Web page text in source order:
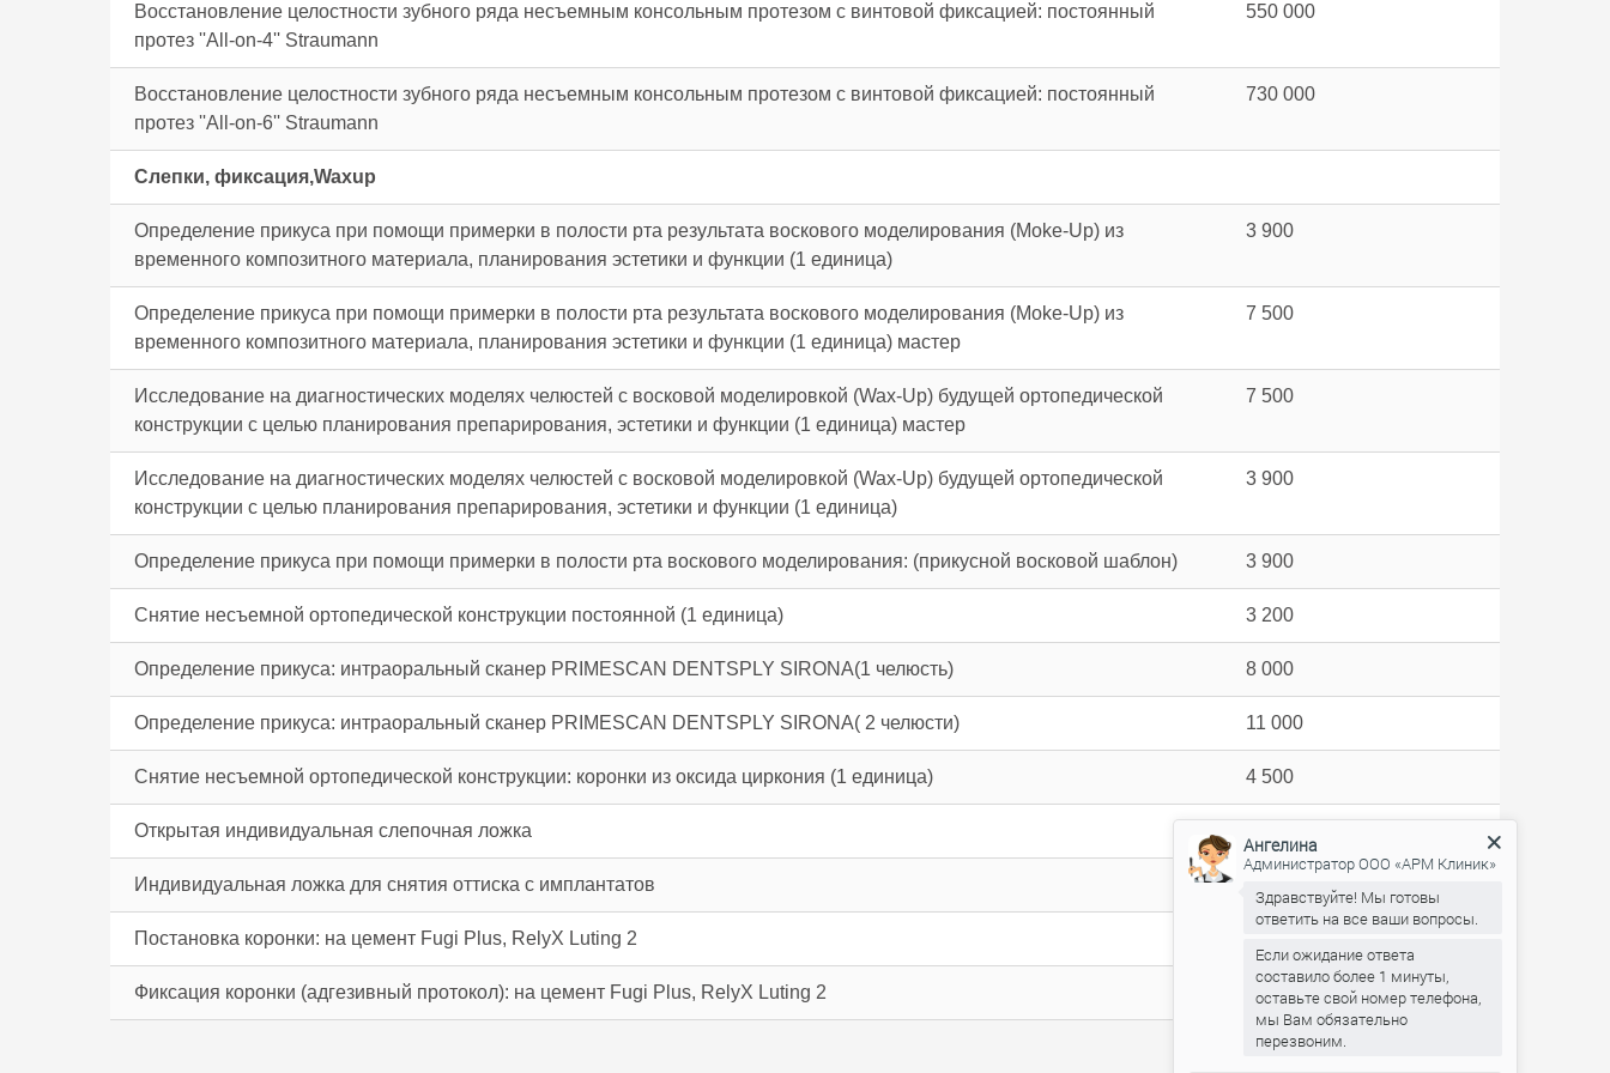
Восстановление целостности зубного ряда несъемным консольным протезом с винтовой фиксацией: постоянный
протез ''All-on-4'' Straumann
550 000
Восстановление целостности зубного ряда несъемным консольным протезом с винтовой фиксацией: постоянный
протез ''All-on-6'' Straumann
730 000
Слепки, фиксация,Waxup
Определение прикуса при помощи примерки в полости рта результата воскового моделирования (Moke-Up) из
временного композитного материала, планирования эстетики и функции (1 единица)
3 900
Определение прикуса при помощи примерки в полости рта результата воскового моделирования (Moke-Up) из
временного композитного материала, планирования эстетики и функции (1 единица) мастер
7 500
Исследование на диагностических моделях челюстей с восковой моделировкой (Wax-Up) будущей ортопедической
конструкции с целью планирования препарирования, эстетики и функции (1 единица) мастер
7 500
Исследование на диагностических моделях челюстей с восковой моделировкой (Wax-Up) будущей ортопедической
конструкции с целью планирования препарирования, эстетики и функции (1 единица)
3 900
Определение прикуса при помощи примерки в полости рта воскового моделирования: (прикусной восковой шаблон) 3 900
Снятие несъемной ортопедической конструкции постоянной (1 единица) 3 200
Определение прикуса: интраоральный сканер PRIMESCAN DENTSPLY SIRONA(1 челюсть) 8 000
Определение прикуса: интраоральный сканер PRIMESCAN DENTSPLY SIRONA( 2 челюсти) 11 000
Снятие несъемной ортопедической конструкции: коронки из оксида циркония (1 единица) 4 500
Открытая индивидуальная слепочная ложка
Индивидуальная ложка для снятия оттиска с имплантатов
Постановка коронки: на цемент Fugi Plus, RelyX Luting 2
Фиксация коронки (адгезивный протокол): на цемент Fugi Plus, RelyX Luting 2 5 900
Ангелина
Администратор ООО «АРМ Клиник»
Здравствуйте! Мы готовы
ответить на все ваши вопросы.
Если ожидание ответа
составило более 1 минуты,
оставьте свой номер телефона,
мы Вам обязательно
перезвоним.